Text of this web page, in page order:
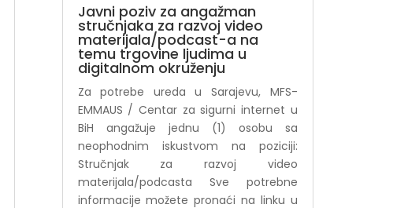
Javni poziv za angažman
stručnjaka za razvoj video
materijala/podcast-a na
temu trgovine ljudima u
digitalnom okruženju
Za potrebe ureda u Sarajevu, MFS-
EMMAUS / Centar za sigurni internet u
BiH angažuje jednu (1) osobu sa
neophodnim iskustvom na poziciji:
Stručnjak za razvoj video
materijala/podcasta Sve potrebne
informacije možete pronaći na linku u